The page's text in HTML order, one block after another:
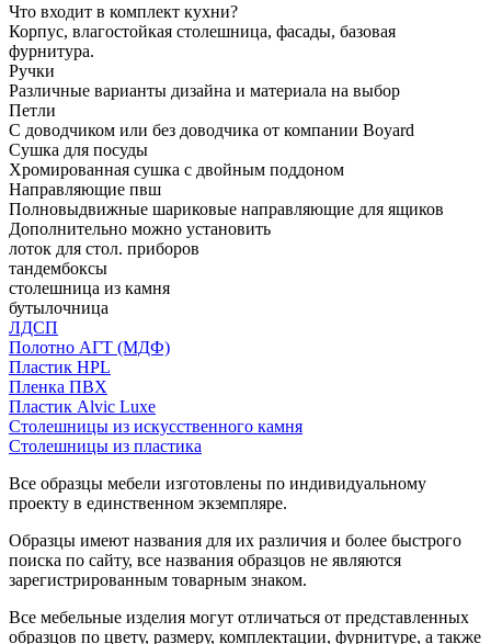
Что входит в комплект кухни?
Корпус, влагостойкая столешница, фасады, базовая
фурнитура.
Ручки
Различные варианты дизайна и материала на выбор
Петли
С доводчиком или без доводчика от компании Boyard
Сушка для посуды
Хромированная сушка с двойным поддоном
Направляющие пвш
Полновыдвижные шариковые направляющие для ящиков
Дополнительно можно установить
лоток для стол. приборов
тандембоксы
столешница из камня
бутылочница
ЛДСП
Полотно АГТ (МДФ)
Пластик HPL
Пленка ПВХ
Пластик Alvic Luxe
Столешницы из искусственного камня
Столешницы из пластика
Все образцы мебели изготовлены по индивидуальному
проекту в единственном экземпляре.
Образцы имеют названия для их различия и более быстрого
поиска по сайту, все названия образцов не являются
зарегистрированным товарным знаком.
Все мебельные изделия могут отличаться от представленных
образцов по цвету, размеру, комплектации, фурнитуре, а также